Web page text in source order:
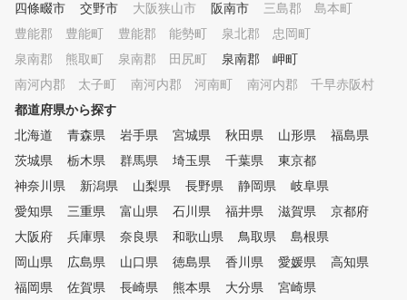
四條畷市
交野市 大阪狭山市 阪南市
三島郡 島本町
豊能郡 豊能町
豊能郡 能勢町
泉北郡 忠岡町
泉南郡 熊取町
泉南郡 田尻町
泉南郡 岬町
南河内郡 太子町
南河内郡 河南町
南河内郡 千早赤阪村
都道府県から探す
北海道
青森県 岩手県 宮城県 秋田県 山形県
福島県
茨城県
栃木県 群馬県 埼玉県 千葉県
東京都
神奈川県
新潟県 山梨県 長野県 静岡県
岐阜県
愛知県
三重県 富山県 石川県 福井県 滋賀県
京都府
大阪府
兵庫県 奈良県 和歌山県 鳥取県
島根県
岡山県
広島県 山口県 徳島県 香川県 愛媛県
高知県
福岡県
佐賀県 長崎県 熊本県 大分県
宮崎県